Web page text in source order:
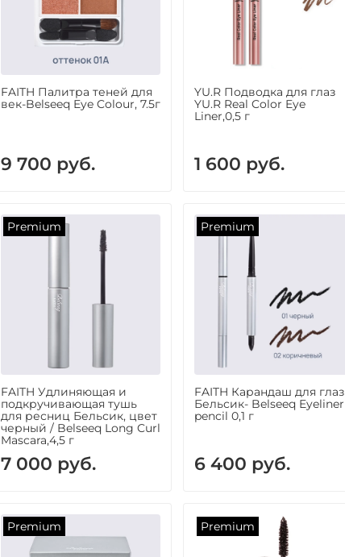
FAITH Палитра теней для
век-Belseeq Eye Colour, 7.5г
9 700 руб.
YU.R Подводка для глаз
YU.R Real Color Eye
Liner,0,5 г
1 600 руб.
Premium
FAITH Удлиняющая и
подкручивающая тушь
для ресниц Бельсик, цвет
черный / Belseeq Long Curl
Mascara,4,5 г
7 000 руб.
Premium
FAITH Карандаш для глаз
Бельсик- Belseeq Eyeliner
pencil 0,1 г
6 400 руб.
Premium Premium